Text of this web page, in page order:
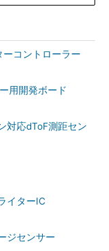
コントローラー
用開発ボード
対応dToF測距セン
イターIC
ジセンサー